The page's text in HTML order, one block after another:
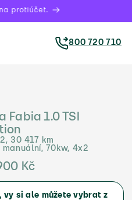
protiúčet.
800 720 710
Fabia 1.0 TSI
30 417 km
manuální, 70kw, 4x2
Kč
si ale můžete vybrat z